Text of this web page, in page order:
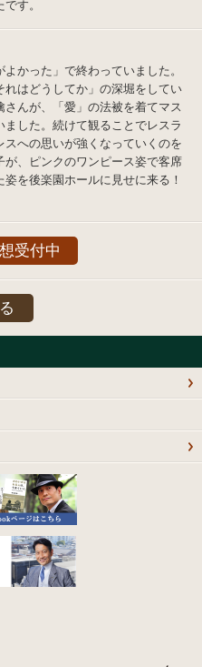
す。
かった」で終わっていました。
れはどうしてか」の深堀をしてい
んが、「愛」の法被を着てマス
した。続けて観ることでレスラ
への思いが強くなっていくのを
、ピンクのワンピース姿で客席
を後楽園ホールに見せに来る！
受付中